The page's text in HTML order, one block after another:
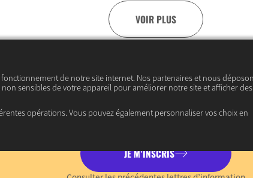
VOIR PLUS
Abonnez-vous
à notre lettre
JE M’INSCRIS
de notre site internet. Nos partenaires et nous
sensibles de votre appareil pour améliorer notre site et afficher des
opérations. Vous pouvez également personnaliser vos choix en